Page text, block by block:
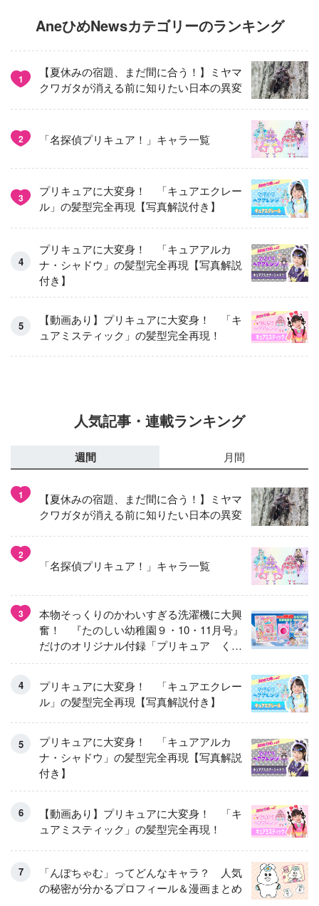
AneひめNewsカテゴリーのランキング
1
【夏休みの宿題、まだ間に合う！】ミヤマ
クワガタが消える前に知りたい日本の異変
2 「名探偵プリキュア！」キャラ一覧
3
プリキュアに大変身！ 「キュアエクレー
ル」の髪型完全再現【写真解説付き】
プリキュアに大変身！ 「キュアアルカ
ナ・シャドウ」の髪型完全再現【写真解説
付き】
【動画あり】プリキュアに大変身！ 「キ
ュアミスティック」の髪型完全再現！
人気記事・連載ランキング
週間 月間
1
【夏休みの宿題、まだ間に合う！】ミヤマ
クワガタが消える前に知りたい日本の異変
2
「名探偵プリキュア！」キャラ一覧
3
本物そっくりのかわいすぎる洗濯機に大興
奮！ 『たのしい幼稚園９・10・11月号』
だけのオリジナル付録「プリキュア くる
くるせんたくき」
プリキュアに大変身！ 「キュアエクレー
ル」の髪型完全再現【写真解説付き】
プリキュアに大変身！ 「キュアアルカ
ナ・シャドウ」の髪型完全再現【写真解説
付き】
【動画あり】プリキュアに大変身！ 「キ
ュアミスティック」の髪型完全再現！
「んぽちゃむ」ってどんなキャラ？ 人気
の秘密が分かるプロフィール＆漫画まとめ